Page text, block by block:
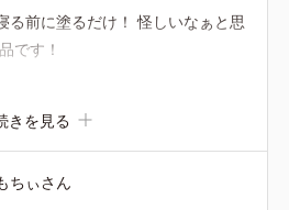
続けてみたいと思います。
る前に塗るだけ！ 怪しいなぁと思
です！
きを見る
ちぃさん